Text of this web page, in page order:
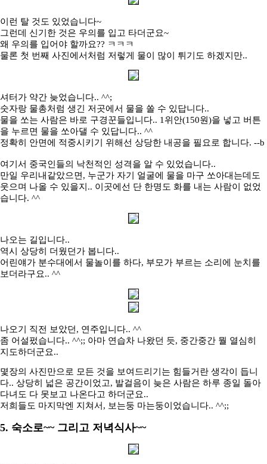
이런 탈 것도 있었습니다~
그런데 신기한 것은 우의를 입고 타더군요~
왜 우의를 입어야 할까요?? ㅋㅋㅋ
물론 첫 번째 사진에서처럼 저렇게 물이 많이 튀기도 하겠지만..
셔터가 약간 늦었습니다.. ^^;
숫자랑 물총처럼 생긴 저곳에서 물을 쏠 수 있답니다..
물을 쏘는 사람은 바로 구경꾼들입니다.. 1위안(150원)을 넣고 버튼
을 누르면 물을 쏘아댈 수 있답니다.. ^^
정확히 안면에 적중시키기 위해선 상당한 내공을 필요로 합니다. --b
여기서 중국인들의 낙천적인 성격을 알 수 있었습니다..
만일 우리내같았으면, 누군가 자기 얼굴에 물을 마구 쏘아대는데도
웃으며 나올 수 있을지.. 이곳에선 단 한명도 화를 내는 사람이 없었
습니다. ^^
나오는 길입니다..
역시 상당히 더웠던가 봅니다..
어린얘가 분수대에서 물놀이를 하다, 부모가 부르는 소리에 눈치를
보더라구요.. ^^
나오기 직전 보았던, 연주입니다.. ^^
좀 어설펐습니다.. ^^;; 아마 연습차 나왔던 듯, 중간중간 뭘 열심히
지도하더군요..
몇장의 사진만으로 모든 것을 보여드리기는 힘들거란 생각이 듭니
다.. 상당히 넓은 공간이었고, 발걸음이 늦은 사람은 하루 종일 돌아
다녀도 다 못보고 나온다고 하더군요..
저희들도 마지막엔 지쳐서, 보는둥 마는둥이었습니다.. ^^;;
5. 숙소로~~ 그리고 저녁식사~~